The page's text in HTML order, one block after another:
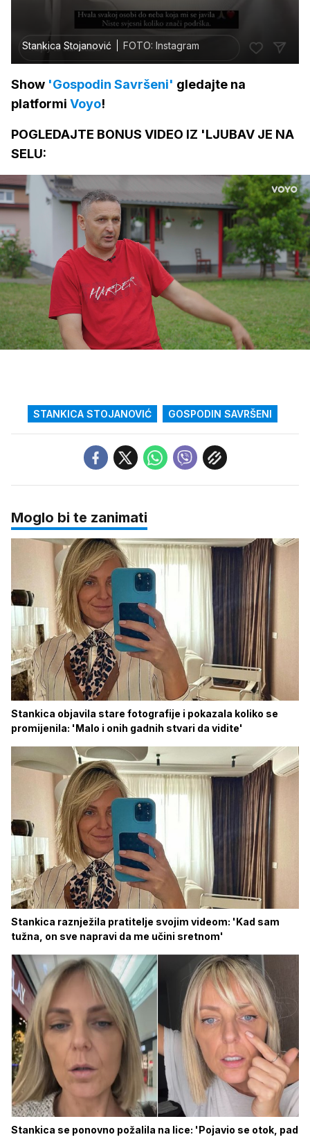
Stankica Stojanović FOTO: Instagram
Show 'Gospodin Savršeni' gledajte na
platformi Voyo!
POGLEDAJTE BONUS VIDEO IZ 'LJUBAV JE NA
SELU:
Upali
zvuk
/
Loaded:
8.03%
STANKICA STOJANOVIĆ GOSPODIN SAVRŠENI
Moglo bi te zanimati
Stankica objavila stare fotografije i pokazala koliko se
promijenila: 'Malo i onih gadnih stvari da vidite'
Stankica raznježila pratitelje svojim videom: 'Kad sam
tužna, on sve napravi da me učini sretnom'
Stankica se ponovno požalila na lice: 'Pojavio se otok, pad